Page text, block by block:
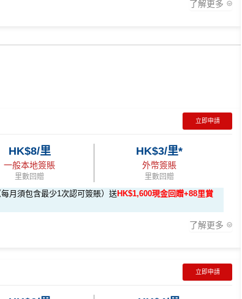
機構、服務供應商或特定產品網站有所出入，
訊的最更新版本。 本網站產品之比較結果建基
Disclaimer: At MrMiles, we strive to keep our inform
what you see when you visit a financial institution, s
information, please refer to the financial instituti
3張月結單享100%財務費用回贈(高達HK$500)
換FPS轉數快回贈！詳情MrMiles.hk/mmcredit
高達4% Club積分回贈
應用程式)簽賬可賺取高達3%＋1%Club積分回贈
了解更多
HK$300現金回贈
換FPS轉數快回贈！詳情MrMiles.hk/mmcredit
立即申請
HK$8/里
一般本地簽賬
里數回贈
HK$3/里*
外幣簽賬
里數回贈
月須包含最少1次認可簽賬）送HK$1,600現金回贈+88里賞
了解更多
立即申請